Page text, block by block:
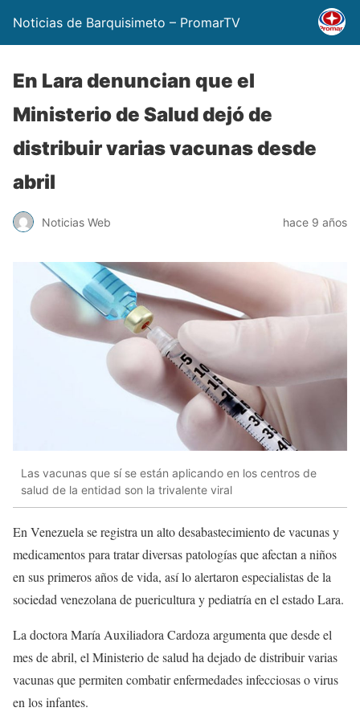
Noticias de Barquisimeto – PromarTV
En Lara denuncian que el
Ministerio de Salud dejó de
distribuir varias vacunas desde
abril
Noticias Web hace 9 años
Las vacunas que sí se están aplicando en los centros de
salud de la entidad son la trivalente viral
En Venezuela se registra un alto desabastecimiento de vacunas y
medicamentos para tratar diversas patologías que afectan a niños
en sus primeros años de vida, así lo alertaron especialistas de la
sociedad venezolana de puericultura y pediatría en el estado Lara.
La doctora María Auxiliadora Cardoza argumenta que desde el
mes de abril, el Ministerio de salud ha dejado de distribuir varias
vacunas que permiten combatir enfermedades infecciosas o virus
en los infantes.